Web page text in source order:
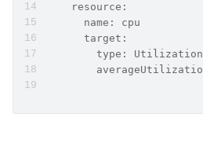
    resource:
      name: cpu
      target:
        type: Utilization